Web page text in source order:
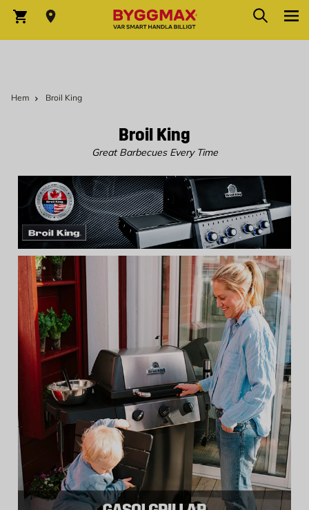
Varukorg Sök
Hem Broil King
Broil King
Great Barbecues Every Time